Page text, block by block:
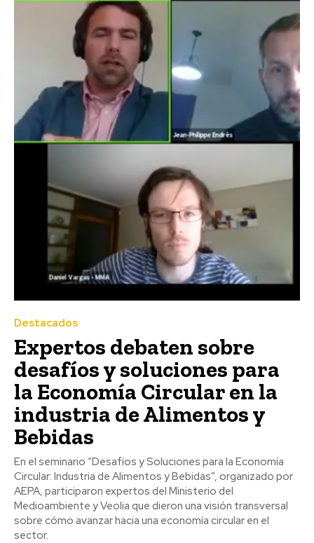
Destacados
Expertos debaten sobre
desafíos y soluciones para
la Economía Circular en la
industria de Alimentos y
Bebidas
En el seminario “Desafíos y Soluciones para la Economía
Circular: Industria de Alimentos y Bebidas”, organizado por
AEPA, participaron expertos del Ministerio del
Medioambiente y Veolia que dieron una visión transversal
sobre cómo avanzar hacia una economía circular en el
sector.